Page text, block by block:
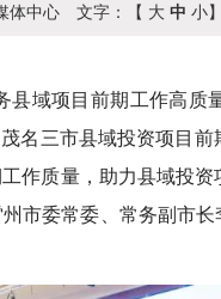
体中心 文字：【 大 中 小】
项目前期工作高质
名三市县域投资项目
作质量，助力县域投
市委常委、常务副市